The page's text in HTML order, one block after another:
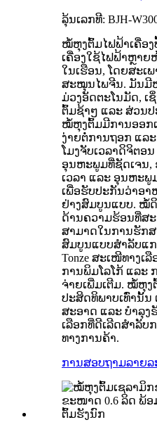
ລຸ້ນເລກທີ: BJH-
ໝໍ້ຫຸງຕົ້ມໄຟຟ້າເຄື່ອງ
ເຄື່ອງໃຊ້ໄຟຟ້າຫຼາ
ໃນເຮືອນ, ໂດຍສະເ
ສະໝຸນໄພຈີນ. ມັນມີ
ມ່ວງອັດຕະໂນມັດ,
ຕົ້ມຊ້າໆ ແລະ ສ່ວນ
ໝໍ້ຫຸງຕົ້ມມີການອອກ
ງ່າຍຕໍ່ການຖອກ ແລ
ໂມງຈັບເວລາດິຈິຕອ
ອຸນຫະພູມທີ່ຊັດເຈນ,
ເວລາ ແລະ ອຸນຫະພູ
ເພື່ອຮັບປະກັນວ່າອາ
ຢ່າງສົມບູນແບບ. ໝໍ້
ດ້ານຄວາມຮ້ອນທີ່ສ
ສາມາດໃນການຮັກ
ສົມບູນແບບສຳລັບແ
Tonze ສະເໜີທາງເ
ການພິມໂລໂກ້ ແລະ
ຈ່າຍເພີ່ມເຕີມ. ໝໍ້ຫຸ
ປະສິດທິພາບເທົ່ານັ້ນ
ສະອາດ ແລະ ບຳລຸງ
ເລືອກທີ່ດີເລີດສຳລັບ
ທາງການຄ້າ.
ການສອບຖາມລາຍລ